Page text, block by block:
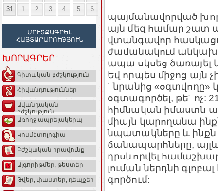
31
1 2 3 4 5 6
ՄՈՒՏՔԱԳՐԵԼ
ՀԱՅՏԱՐԱՐՈՒԹՅՈՒՆ
ԽՈՐԱԳՐԵՐ
Գիտական բժշկություն
Հիվանդություններ
Ավանդական
բժշկություն
Առողջ ապրելակերպ
Կոսմետոլոգիա
Բժշկական իրավունք
Ալգորիթմեր, թեստեր
Թվեր, փաստեր, դեպքեր
պայմանավորված
այն մեզ համար շատ
վտանգավոր
ժամանակում
ապա սկսեց ծառայել և
Եվ որպես միջոց այն
´ նրանից «օգտվողը»
օգտագործել, թե´ ոչ:
հիմնական իմաստն
միայն կարողանա
նպատակները և ինքն
ճանապարհները,
դրսևորվել
լուման ներդնի
գործում: